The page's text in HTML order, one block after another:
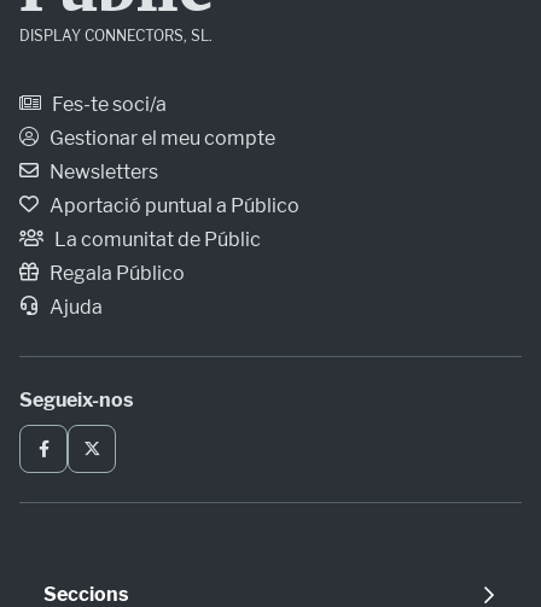
DISPLAY CONNECTORS, SL.
Fes-te soci/a
Gestionar el meu compte
Newsletters
Aportació puntual a Público
La comunitat de Públic
Regala Público
Ajuda
Segueix-nos
Seccions